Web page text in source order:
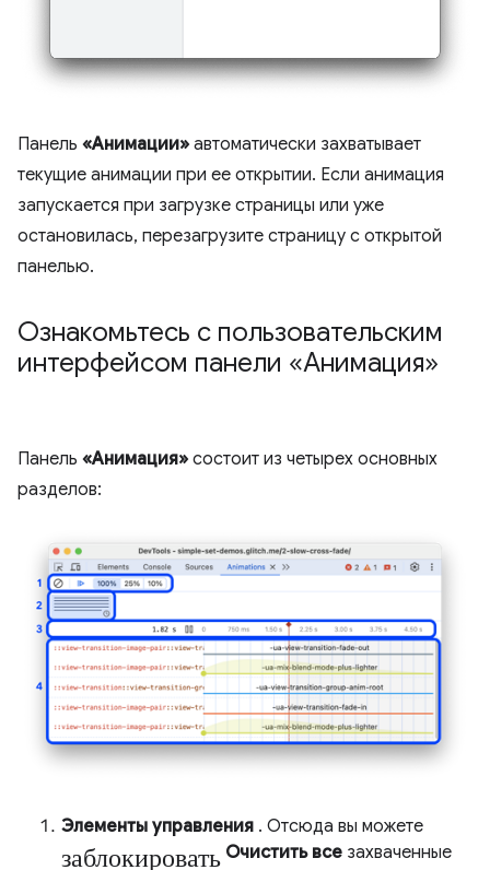
Панель «Анимации» автоматически захватывает
текущие анимации при ее открытии. Если анимация
запускается при загрузке страницы или уже
остановилась, перезагрузите страницу с открытой
панелью.
Ознакомьтесь с пользовательским
интерфейсом панели «Анимация»
Панель «Анимация» состоит из четырех основных
разделов:
Элементы управления . Отсюда вы можете
заблокировать Очистить все захваченные